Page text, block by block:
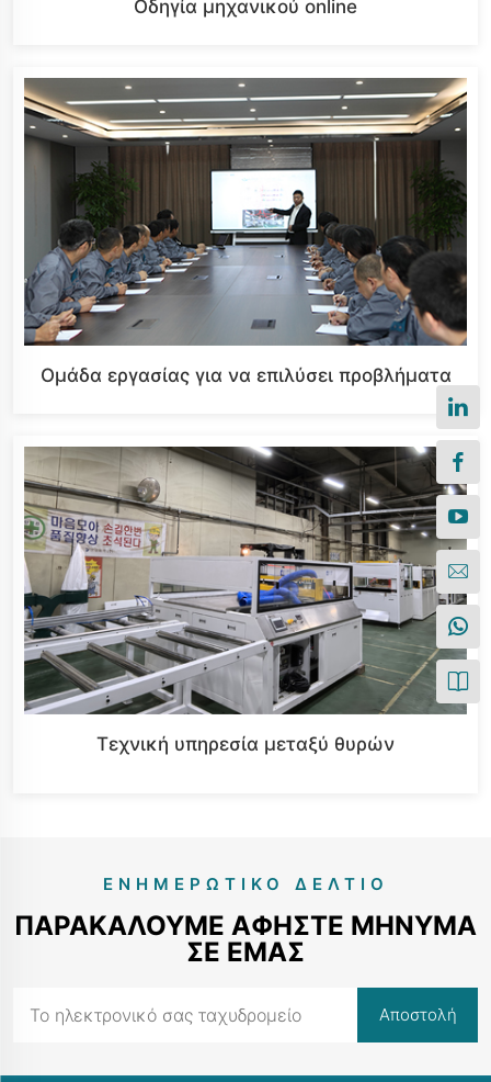
Οδηγία μηχανικού online
Ομάδα εργασίας για να επιλύσει προβλήματα
Τεχνική υπηρεσία μεταξύ θυρών
ΕΝΗΜΕΡΩΤΙΚΌ ΔΕΛΤΊΟ
ΠΑΡΑΚΑΛΟΎΜΕ ΑΦΉΣΤΕ ΜΉΝΥΜΑ
ΣΕ ΕΜΆΣ